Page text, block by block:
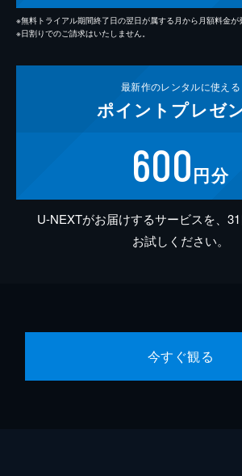
※無料トライアル期間終了日の翌日が属する月から月額料金が
※日割りでのご請求はいたしません。
最新作のレンタルに使える
ポイント プレゼ
600円分
U-NEXTがお届けするサービスを、
お試しください。
今すぐ観る